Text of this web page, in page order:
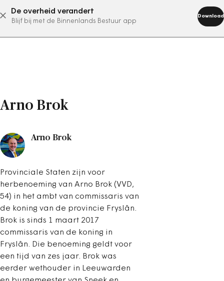
De overheid verandert
Blijf bij met de Binnenlands Bestuur app
Download
abonneer nu
Arno Brok
Arno Brok
Provinciale Staten zijn voor
herbenoeming van Arno Brok (VVD,
54) in het ambt van commissaris van
de koning van de provincie Fryslân.
Brok is sinds 1 maart 2017
commissaris van de koning in
Fryslân. Die benoeming geldt voor
een tijd van zes jaar. Brok was
eerder wethouder in Leeuwarden